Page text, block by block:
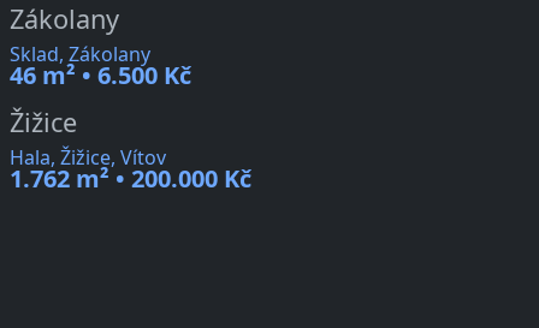
Zákolany
Sklad, Zákolany
46 m² • 6.500 Kč
Žižice
Hala, Žižice, Vítov
1.762 m² • 200.000 Kč